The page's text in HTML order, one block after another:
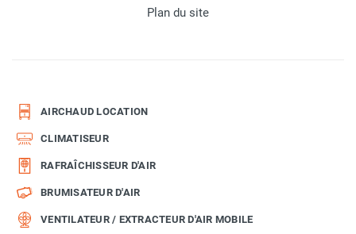
Plan du site
AIRCHAUD LOCATION
CLIMATISEUR
RAFRAÎCHISSEUR D'AIR
BRUMISATEUR D'AIR
VENTILATEUR / EXTRACTEUR D'AIR MOBILE